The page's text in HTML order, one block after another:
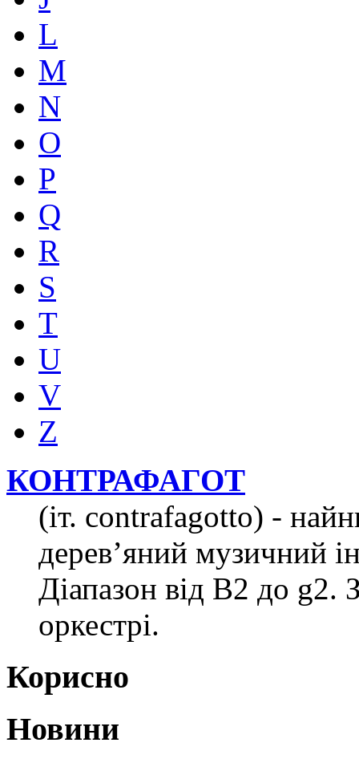
L
M
N
O
P
Q
R
S
T
U
V
Z
КОНТРАФАГОТ
(іт. contrafagotto) -
дерев’яний музичний
Діапазон від В2 до g2.
оркестрі.
Корисно
Новини